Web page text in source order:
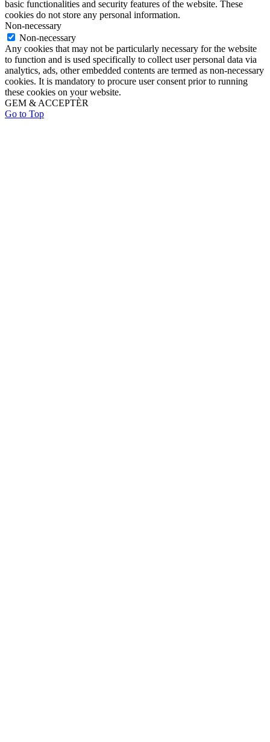
basic functionalities and security features of the website. These
cookies do not store any personal information.
Non-necessary
Non-necessary
Any cookies that may not be particularly necessary for the website
to function and is used specifically to collect user personal data via
analytics, ads, other embedded contents are termed as non-necessary
cookies. It is mandatory to procure user consent prior to running
these cookies on your website.
GEM & ACCEPTÈR
Go to Top